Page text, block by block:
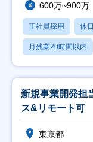
600万~900万
正社員採用 休
月残業20時間以内
新規事業開発
ス&リモート可
東京都